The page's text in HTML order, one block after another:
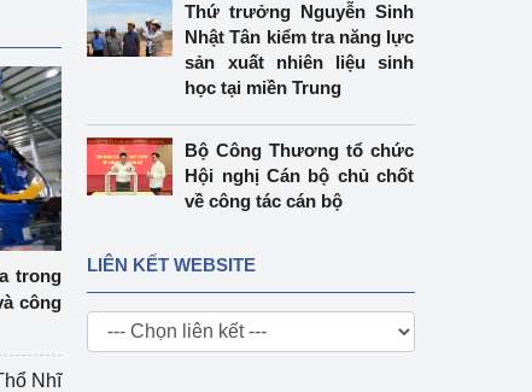
trong
công
Nhĩ
Thứ trưởng Nguyễn Sinh
Nhật Tân kiểm tra năng lực
sản xuất nhiên liệu sinh
học tại miền Trung
Bộ Công Thương tổ chức
Hội nghị Cán bộ chủ chốt
về công tác cán bộ
LIÊN KẾT WEBSITE